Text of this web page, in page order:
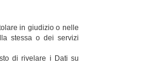
in giudizio o nelle
stessa o dei servizi
di rivelare i Dati su